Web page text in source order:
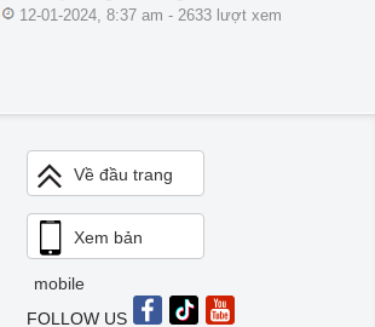
12-01-2024, 8:37 am - 2633 lượt xem
Về đầu trang
Xem bản
mobile
FOLLOW US